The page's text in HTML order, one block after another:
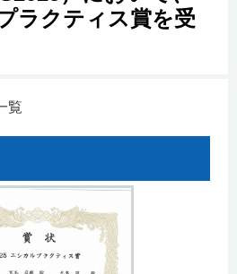
ラクティス賞を受
覧